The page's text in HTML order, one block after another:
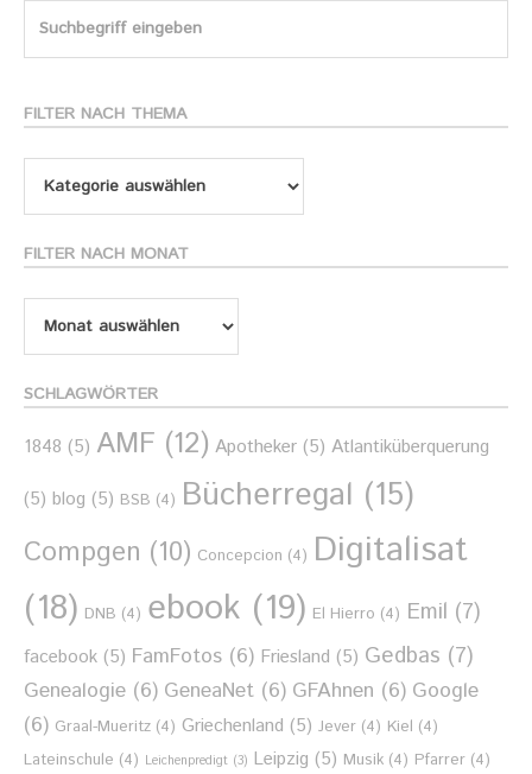
Search
FILTER NACH THEMA
Filter
FILTER NACH MONAT
Filter
nach
Monat
SCHLAGWÖRTER
1848 (5) AMF (12) Apotheker (5) Atlantiküberquerung
(5) blog (5) BSB (4) Bücherregal (15)
Compgen (10) Concepcion (4) Digitalisat
(18) DNB (4) ebook (19) El Hierro (4) Emil (7)
facebook (5) FamFotos (6) Friesland (5) Gedbas (7)
Genealogie (6) GeneaNet (6) GFAhnen (6) Google
(6) Graal-Mueritz (4) Griechenland (5) Jever (4) Kiel (4)
Lateinschule (4) Leichenpredigt (3) Leipzig (5) Musik (4) Pfarrer (4)